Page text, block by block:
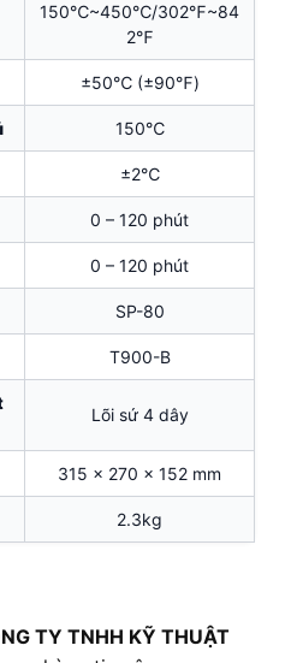
150℃~450℃/302℉~84
2℉
±50℃ (±90℉)
150℃
±2℃
0 – 120 phút
0 – 120 phút
SP-80
T900-B
Lõi sứ 4 dây
315 x 270 x 152 mm
2.3kg
TY TNHH KỸ THUẬT